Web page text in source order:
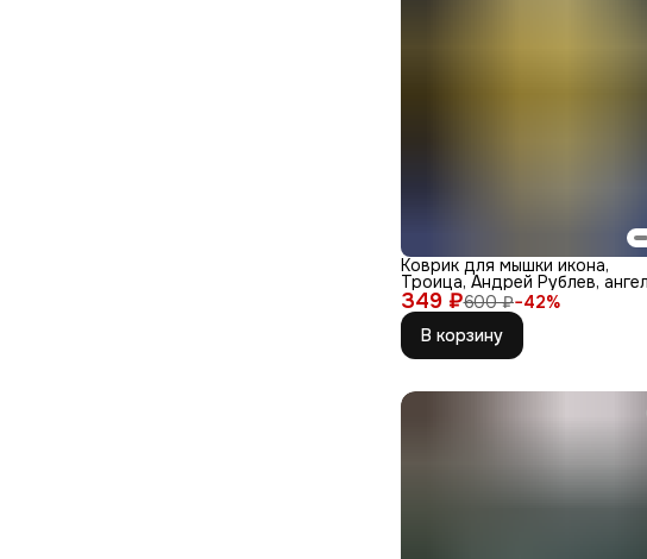
349 ₽600 ₽−42%
Коврик для мышки икона,
Троица, Андрей Рублев,
духов
В корзину